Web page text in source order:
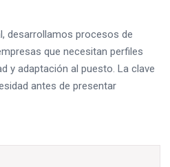
desarrollamos procesos de
que necesitan perfiles
y adaptación al puesto. La clave
antes de presentar